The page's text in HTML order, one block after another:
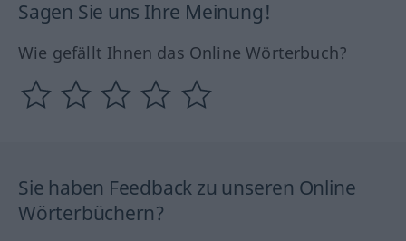
Sagen Sie uns Ihre Meinung!
Wie gefällt Ihnen das Online Wörterbuch?
Sie haben Feedback zu unseren Online
Wörterbüchern?